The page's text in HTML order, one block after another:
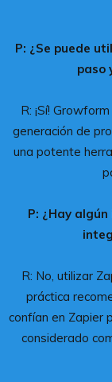
P: ¿Se puede
paso
R: ¡Sí!
generación de
una potente
P: ¿Hay
R: No, utilizar
práctica
confían en Zapier
considerado